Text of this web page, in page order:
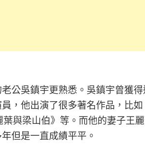
公吳鎮宇更熟悉。吳鎮宇曾獲
，他出演了很多著名作品，比
與梁山伯》等。而他的妻子王
但是一直成績平平。